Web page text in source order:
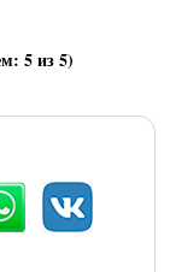
5из 5)